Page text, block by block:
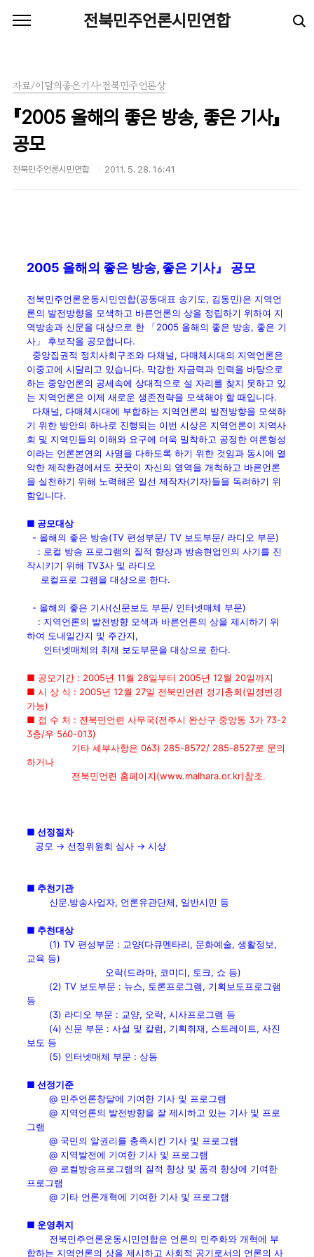
전북민주언론시민연합
자료/이달의좋은기사·전북민주언론상
『2005 올해의 좋은 방송, 좋은 기사』
공모
전북민주언론시민연합 2011. 5. 28. 16:41
2005 올해의 좋은 방송, 좋은 기사』 공모
전북민주언론운동시민연합(공동대표 송기도, 김동민)은 지역언
론의 발전방향을 모색하고 바른언론의 상을 정립하기 위하여 지
역방송과 신문을 대상으로 한 「2005 올해의 좋은 방송, 좋은 기
사」 후보작을 공모합니다.
중앙집권적 정치사회구조와 다채널, 다매체시대의 지역언론은
이중고에 시달리고 있습니다. 막강한 자금력과 인력을 바탕으로
하는 중앙언론의 공세속에 상대적으로 설 자리를 찾지 못하고 있
는 지역언론은 이제 새로운 생존전략을 모색해야 할 때입니다.
다채널, 다매체시대에 부합하는 지역언론의 발전방향을 모색하
기 위한 방안의 하나로 진행되는 이번 시상은 지역언론이 지역사
회 및 지역민들의 이해와 요구에 더욱 밀착하고 공정한 여론형성
이라는 언론본연의 사명을 다하도록 하기 위한 것임과 동시에 열
악한 제작환경에서도 꿋꿋이 자신의 영역을 개척하고 바른언론
을 실천하기 위해 노력해온 일선 제작자(기자)들을 독려하기 위
함입니다.
■ 공모대상
- 올해의 좋은 방송(TV 편성부문/ TV 보도부문/ 라디오 부문)
: 로컬 방송 프로그램의 질적 향상과 방송현업인의 사기를 진
작시키기 위해 TV3사 및 라디오
로컬프로 그램을 대상으로 한다.
- 올해의 좋은 기사(신문보도 부문/ 인터넷매체 부문)
: 지역언론의 발전방향 모색과 바른언론의 상을 제시하기 위
하여 도내일간지 및 주간지,
인터넷매체의 취재 보도부문을 대상으로 한다.
■ 공모기간 : 2005년 11월 28일부터 2005년 12월 20일까지
■ 시 상 식 : 2005년 12월 27일 전북민언련 정기총회(일정변경
가능)
■ 접 수 처 : 전북민언련 사무국(전주시 완산구 중앙동 3가 73-2
3층/우 560-013)
기타 세부사항은 063) 285-8572/ 285-8527로 문의
하거나
전북민언련 홈페이지(www.malhara.or.kr)참조.
■ 선정절차
공모 → 선정위원회 심사 → 시상
■ 추천기관
신문․방송사업자, 언론유관단체, 일반시민 등
■ 추천대상
(1) TV 편성부문 : 교양(다큐멘타리, 문화예술, 생활정보,
교육 등)
오락(드라마, 코미디, 토크, 쇼 등)
(2) TV 보도부문 : 뉴스, 토론프로그램, 기획보도프로그램
등
(3) 라디오 부문 : 교양, 오락, 시사프로그램 등
(4) 신문 부문 : 사설 및 칼럼, 기획취재, 스트레이트, 사진
보도 등
(5) 인터넷매체 부문 : 상동
■ 선정기준
@ 민주언론창달에 기여한 기사 및 프로그램
@ 지역언론의 발전방향을 잘 제시하고 있는 기사 및 프로
그램
@ 국민의 알권리를 충족시킨 기사 및 프로그램
@ 지역발전에 기여한 기사 및 프로그램
@ 로컬방송프로그램의 질적 향상 및 품격 향상에 기여한
프로그램
@ 기타 언론개혁에 기여한 기사 및 프로그램
■ 운영취지
전북민주언론운동시민연합은 언론의 민주화와 개혁에 부
합하는 지역언론의 상을 제시하고 사회적 공기로서의 언론의 사